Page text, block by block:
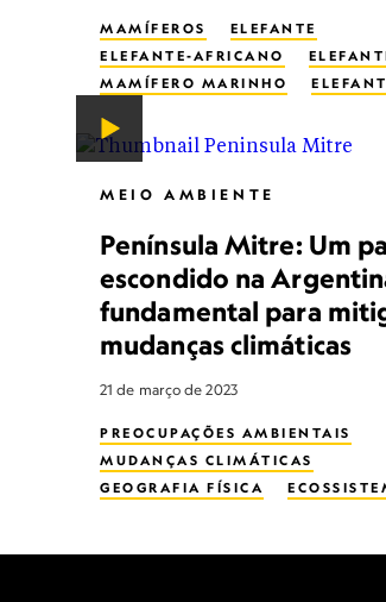
MAMÍFEROS
ELEFANTE
ELEFANTE-AFRICANO
MAMÍFERO MARINHO
MEIO AMBIENTE
Península Mitre: Um
escondido na
fundamental para
mudanças climáticas
21 de março de 2023
PREOCUPAÇÕES AMBIENTAIS
MUDANÇAS CLIMÁTICAS
GEOGRAFIA FÍSICA